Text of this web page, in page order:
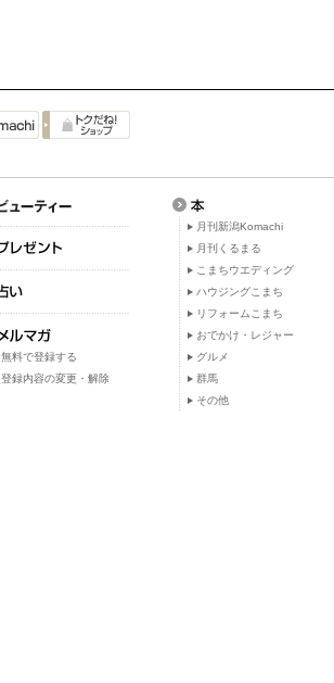
無料で登録する
登録内容の変更・解除
月刊新潟Komachi
月刊くるまる
こまちウエディング
ハウジングこまち
リフォームこまち
おでかけ・レジャー
グルメ
群馬
その他